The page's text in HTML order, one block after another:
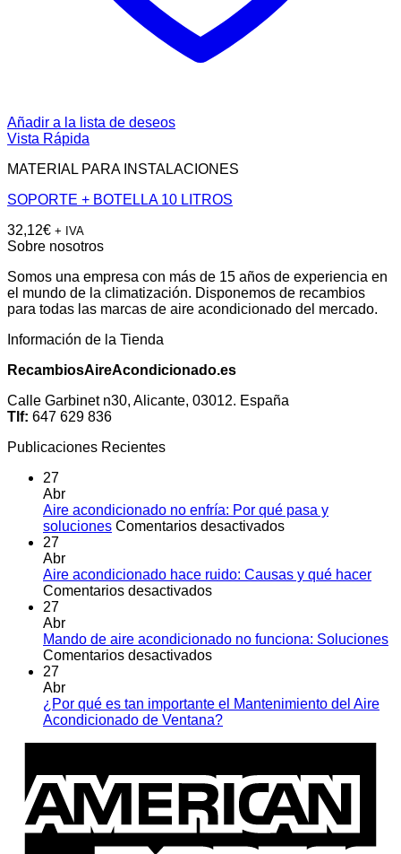
Añadir a la lista de deseos
Vista Rápida
MATERIAL PARA INSTALACIONES
SOPORTE + BOTELLA 10 LITROS
32,12€ + IVA
Sobre nosotros
Somos una empresa con más de 15 años de experiencia en
el mundo de la climatización. Disponemos de recambios
para todas las marcas de aire acondicionado del mercado.
Información de la Tienda
RecambiosAireAcondicionado.es
Calle Garbinet n30, Alicante, 03012. España
Tlf: 647 629 836
Publicaciones Recientes
27
Abr
Aire acondicionado no enfría: Por qué pasa y
soluciones Comentarios desactivadosen
no
pasa
27
Abr
Aire acondicionado hace ruido: Causas y qué hacer
Comentarios desactivadosen
hace
ruido:
qué
hacer
27
Abr
Mando de aire acondicionado no funciona: Soluciones
Comentarios desactivadosen
aire
acondicionado
27
Abr
¿Por qué es tan importante el Mantenimiento del Aire
Acondicionado de Ventana?No
¿Por
qué
tan
importante